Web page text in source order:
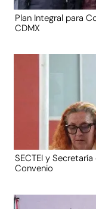
Plan Integral para
CDMX
SECTEI y
Convenio